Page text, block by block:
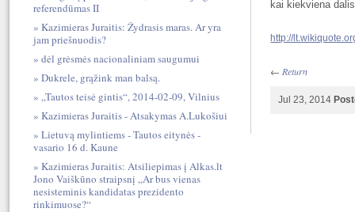
kai kiekviena
http://
← Return
Jul 23, 2014
referendūmas II
Kazimieras Juraitis: Žydrasis maras. Ar yra
jam priešnuodis?
dėl grėsmės nacionaliniam saugumui
Dukrele, grąžink man balsą.
„Tautos teisė gintis“, 2014-02-09, Vilnius
Kazimieras Juraitis - Atsakymas A.Lukošiui
Lietuvą mylintiems - Tautos eitynės -
vasario 16 d. Kaune
Kazimieras Juraitis: Atsiliepimas į Alkas.lt
Jono Vaiškūno straipsnį „Ar bus vienas
nesisteminis kandidatas prezidento
rinkimuose?“